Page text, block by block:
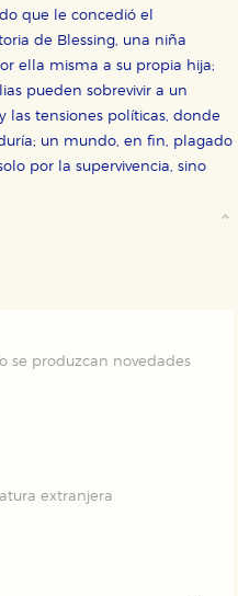
que le concedió el
de Blessing, una niña
ella misma a su propia hija;
pueden sobrevivir a un
las tensiones políticas, donde
un mundo, en fin, plagado
por la supervivencia, sino
se produzcan novedades
extranjera
por nuestros socios
mostrar publicidad
en otros sitios. No
personal sino
única de su
internet.